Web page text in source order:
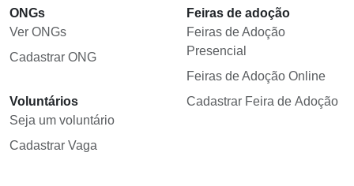
ONGs
Ver ONGs
Cadastrar ONG
Voluntários
Seja um voluntário
Cadastrar Vaga
Feiras de adoção
Feiras de Adoção
Presencial
Feiras de Adoção Online
Cadastrar Feira de Adoção